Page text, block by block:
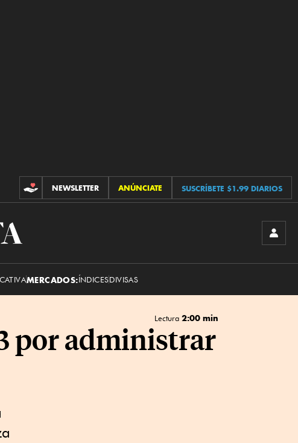
CONTRIBUCIONES
NEWSLETTER ANÚNCIATE SUSCRÍBETE $1.99 DIARIOS
MERCADOS:ÍNDICESDIVISAS
Lectura 2:00 min
por administrar